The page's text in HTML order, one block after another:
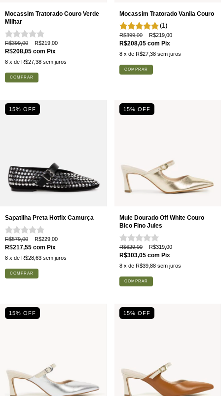
Mocassim Tratorado Couro Verde
Militar
R$399,00 R$219,00
R$208,05 com Pix
8 x de R$27,38 sem juros
COMPRAR
Mocassim Tratorado Vanila Couro
(1)
R$399,00 R$219,00
R$208,05 com Pix
8 x de R$27,38 sem juros
COMPRAR
15% OFF
Sapatilha Preta Hotfix Camurça
R$579,00 R$229,00
R$217,55 com Pix
8 x de R$28,63 sem juros
COMPRAR
15% OFF
Mule Dourado Off White Couro
Bico Fino Jules
R$629,00 R$319,00
R$303,05 com Pix
8 x de R$39,88 sem juros
COMPRAR
15% OFF 15% OFF